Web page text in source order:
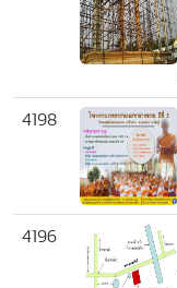
4198
4196